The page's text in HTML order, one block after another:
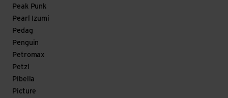
Peak Punk
Pearl Izumi
Pedag
Penguin
Petromax
Petzl
Pibella
Picture